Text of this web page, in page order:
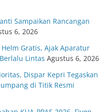
Sampaikan Rancangan
6, 2026
Gratis, Ajak Aparatur
Lintas Agustus 6, 2026
Dispar Kepri Tegaskan
di Titik Resmi